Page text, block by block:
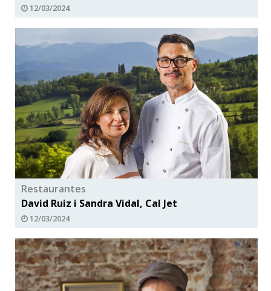
12/03/2024
Restaurantes
David Ruiz i Sandra Vidal, Cal Jet
12/03/2024